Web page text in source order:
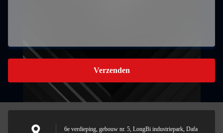
Verzenden
6e verdieping, gebouw nr. 5, LongBi industriepark, Dafa